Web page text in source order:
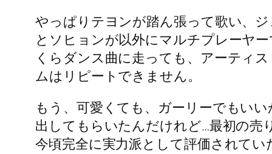
やっぱりテヨンが踏ん張って歌い、
とソヒョンが以外にマルチプレーヤ
くらダンス曲に走っても、アーティ
ムはリピートできません。
もう、可愛くても、ガーリーでもい
出してもらいたんだけれど…最初の売
今頃完全に実力派として評価されてい